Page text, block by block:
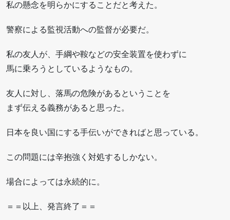
私の懸念を明らかにすることだと考えた。
警察による監視活動への監督が必要だ。
私の友人が、手綱や鞍などの安全装置を使わずに
馬に乗ろうとしているようなもの。
友人に対し、落馬の危険があるということを
まず伝える義務があると思った。
日本を良い国にする手伝いができればと思っている。
この問題には辛抱強く対処するしかない。
場合によっては永続的に。
＝＝以上、発言終了＝＝